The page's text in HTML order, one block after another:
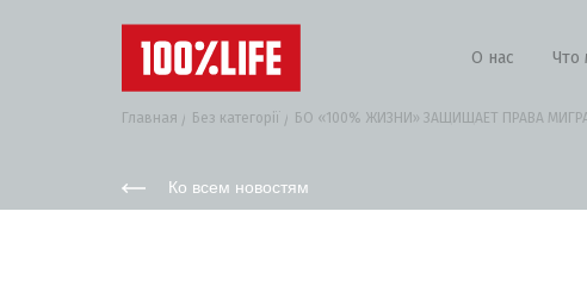
О нас Что
Главная Без категорії БО «100% ЖИЗНИ» ЗАЩИЩАЕТ ПРАВА
Ко всем новостям